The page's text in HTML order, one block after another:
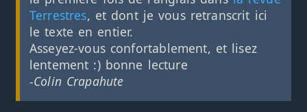
Terrestres, et dont je vous retranscrit ici
le texte en entier.
Asseyez-vous confortablement, et lisez
lentement :) bonne lecture
-Colin Crapahute